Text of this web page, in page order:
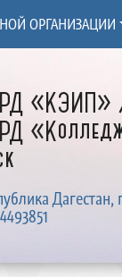
«Колледж
ОРГАНИЗАЦИИ